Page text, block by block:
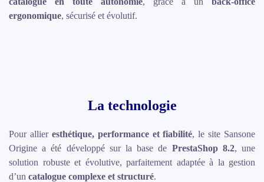
ergonomique, sécurisé et évolutif.
La technologie
Pour allier esthétique, performance et fiabilité, le site Sansone
Origine a été développé sur la base de PrestaShop 8.2, une
solution robuste et évolutive, parfaitement adaptée à la gestion
d’un catalogue complexe et structuré.